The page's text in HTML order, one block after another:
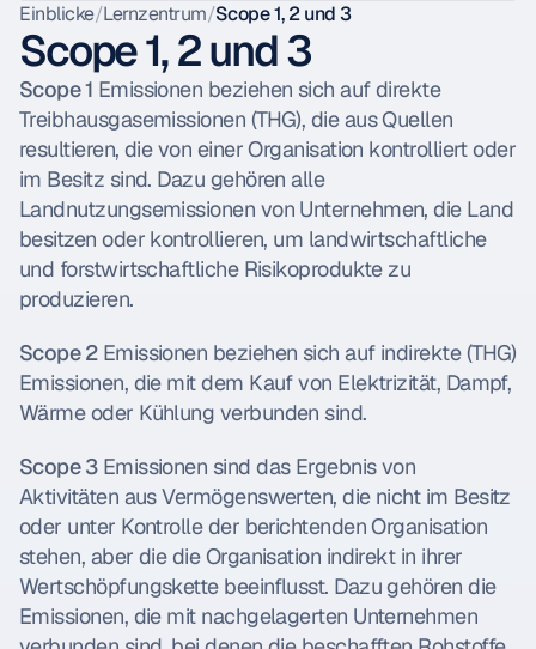
Einblicke/Lernzentrum/Scope 1, 2 und 3
Scope 1, 2 und 3
Scope 1 Emissionen beziehen sich auf direkte
Treibhausgasemissionen (THG), die aus Quellen
resultieren, die von einer Organisation kontrolliert oder
im Besitz sind. Dazu gehören alle
Landnutzungsemissionen von Unternehmen, die Land
besitzen oder kontrollieren, um landwirtschaftliche
und forstwirtschaftliche Risikoprodukte zu
produzieren.
Scope 2 Emissionen beziehen sich auf indirekte (THG)
Emissionen, die mit dem Kauf von Elektrizität, Dampf,
Wärme oder Kühlung verbunden sind.
Scope 3 Emissionen sind das Ergebnis von
Aktivitäten aus Vermögenswerten, die nicht im Besitz
oder unter Kontrolle der berichtenden Organisation
stehen, aber die die Organisation indirekt in ihrer
Wertschöpfungskette beeinflusst. Dazu gehören die
Emissionen, die mit nachgelagerten Unternehmen